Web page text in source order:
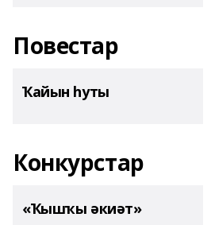
Повестар
Ҡайын һуты
Конкурстар
«Ҡышҡы әкиәт»